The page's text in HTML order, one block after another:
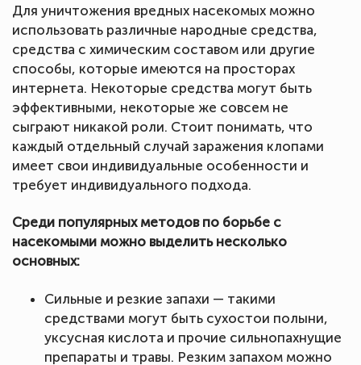
Для уничтожения вредных насекомых можно
использовать различные народные средства,
средства с химическим составом или другие
способы, которые имеются на просторах
интернета. Некоторые средства могут быть
эффективными, некоторые же совсем не
сыграют никакой роли. Стоит понимать, что
каждый отдельный случай заражения клопами
имеет свои индивидуальные особенности и
требует индивидуального подхода.
Среди популярных методов по борьбе с
насекомыми можно выделить несколько
основных:
Сильные и резкие запахи — такими
средствами могут быть сухостои полыни,
уксусная кислота и прочие сильнопахнущие
препараты и травы. Резким запахом можно